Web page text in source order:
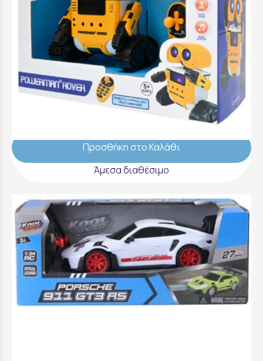
Lexibook Πολυλειτουργικό Ρομπότ
Powerman Rover - ROB14
34,99 €
Προσθήκη στο Καλάθι
Άμεσα διαθέσιμο